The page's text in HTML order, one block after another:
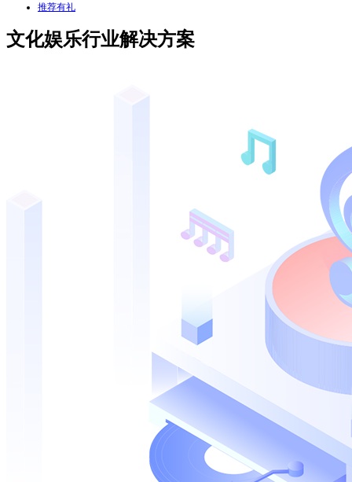
推荐有礼
文化娱乐行业解决方案